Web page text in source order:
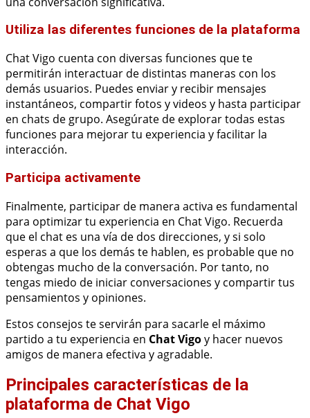
Utiliza las diferentes funciones de la plataforma
Chat Vigo cuenta con diversas funciones que te
permitirán interactuar de distintas maneras con los
demás usuarios. Puedes enviar y recibir mensajes
instantáneos, compartir fotos y videos y hasta participar
en chats de grupo. Asegúrate de explorar todas estas
funciones para mejorar tu experiencia y facilitar la
interacción.
Participa activamente
Finalmente, participar de manera activa es fundamental
para optimizar tu experiencia en Chat Vigo. Recuerda
que el chat es una vía de dos direcciones, y si solo
esperas a que los demás te hablen, es probable que no
obtengas mucho de la conversación. Por tanto, no
tengas miedo de iniciar conversaciones y compartir tus
pensamientos y opiniones.
Estos consejos te servirán para sacarle el máximo
partido a tu experiencia en Chat Vigoy hacer nuevos
amigos de manera efectiva y agradable.
Principales características de la
plataforma de Chat Vigo